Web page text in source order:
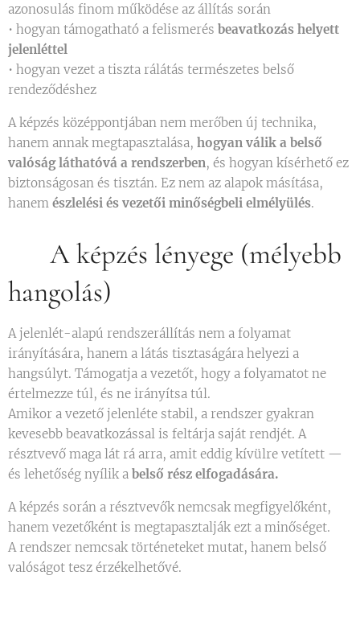
azonosulás finom működése az állítás során
• hogyan támogatható a felismerés beavatkozás helyett
jelenléttel
• hogyan vezet a tiszta rálátás természetes belső
rendeződéshez
A képzés középpontjában nem merőben új technika,
hanem annak megtapasztalása, hogyan válik a belső
valóság láthatóvá a rendszerben, és hogyan kísérhető ez
biztonságosan és tisztán. Ez nem az alapok másítása,
hanem észlelési és vezetői minőségbeli elmélyülés.
👁 A képzés lényege (mélyebb
hangolás)
A jelenlét-alapú rendszerállítás nem a folyamat
irányítására, hanem a látás tisztaságára helyezi a
hangsúlyt. Támogatja a vezetőt, hogy a folyamatot ne
értelmezze túl, és ne irányítsa túl.
Amikor a vezető jelenléte stabil, a rendszer gyakran
kevesebb beavatkozással is feltárja saját rendjét. A
résztvevő maga lát rá arra, amit eddig kívülre vetített —
és lehetőség nyílik a belső rész elfogadására.
A képzés során a résztvevők nemcsak megfigyelőként,
hanem vezetőként is megtapasztalják ezt a minőséget.
A rendszer nemcsak történeteket mutat, hanem belső
valóságot tesz érzékelhetővé.